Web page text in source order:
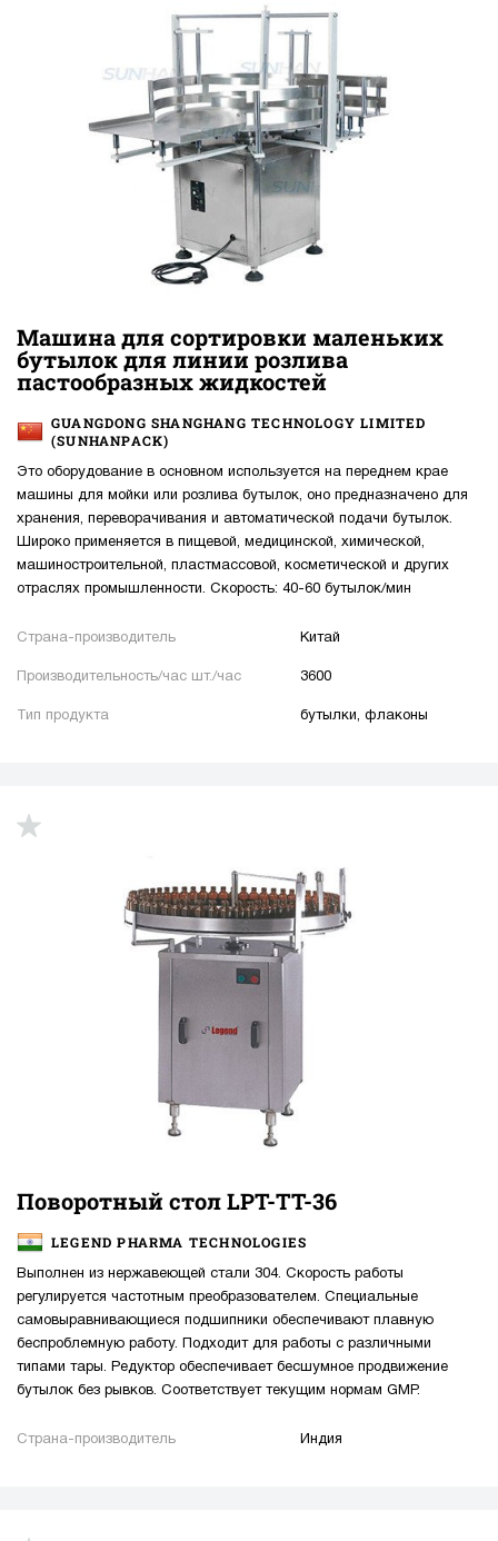
Машина для сортировки маленьких
бутылок для линии розлива
пастообразных жидкостей
GUANGDONG SHANGHANG TECHNOLOGY LIMITED
(SUNHANPACK)
Это оборудование в основном используется на переднем крае
машины для мойки или розлива бутылок, оно предназначено для
хранения, переворачивания и автоматической подачи бутылок.
Широко применяется в пищевой, медицинской, химической,
машиностроительной, пластмассовой, косметической и других
отраслях промышленности. Скорость: 40-60 бутылок/мин
Страна-производитель Китай
Производительность/час шт./час 3600
Тип продукта бутылки, флаконы
Поворотный стол LPT-TT-36
LEGEND PHARMA TECHNOLOGIES
Выполнен из нержавеющей стали 304. Скорость работы
регулируется частотным преобразователем. Специальные
самовыравнивающиеся подшипники обеспечивают плавную
беспроблемную работу. Подходит для работы с различными
типами тары. Редуктор обеспечивает бесшумное продвижение
бутылок без рывков. Соответствует текущим нормам GMP.
Страна-производитель Индия